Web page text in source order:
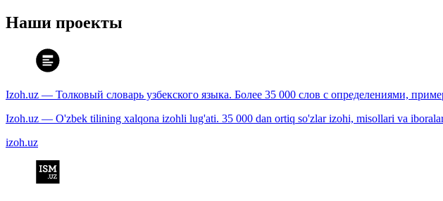
Наши проекты
Izoh.uz — Толковый словарь узбекского языка. Более 35 000 слов с определениями,
Izoh.uz — O'zbek tilining xalqona izohli lug'ati. 35 000 dan ortiq so'zlar izohi, misollari va
izoh.uz